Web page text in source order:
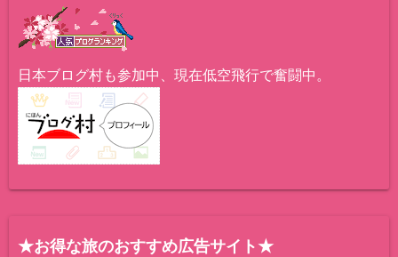
日本ブログ村も参加中、現在低空飛行で奮闘中。
★お得な旅のおすすめ広告サイト★